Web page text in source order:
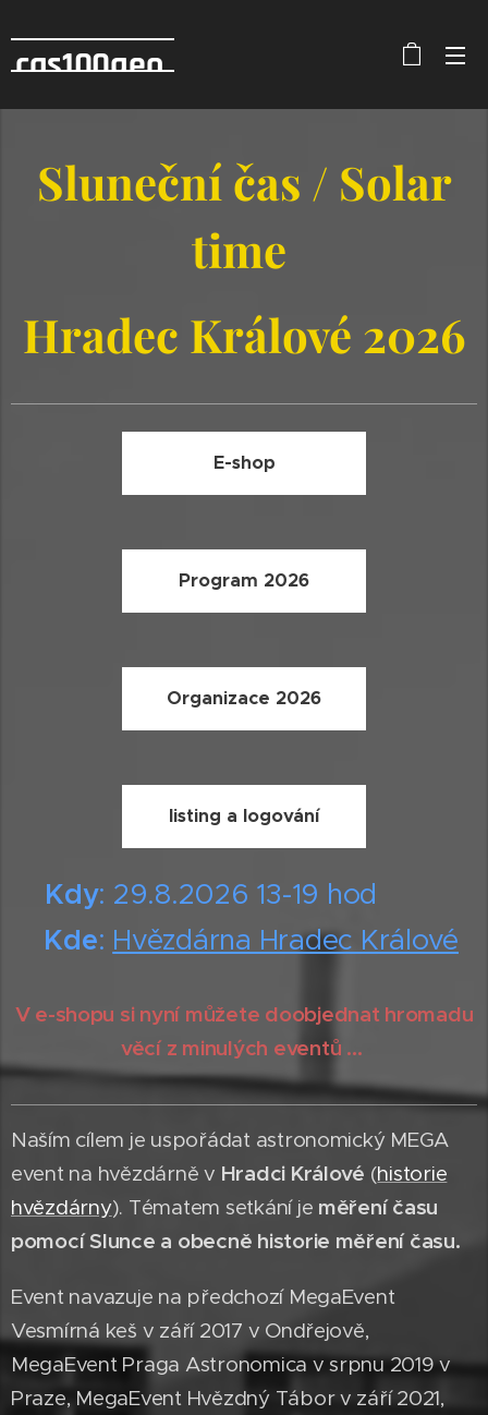
cas100geo
Sluneční čas / Solar
time
Hradec Králové 2026
E-shop
Program 2026
Organizace 2026
listing a logování
Kdy: 29.8.2026 13-19 hod
Kde: Hvězdárna Hradec Králové
V e-shopu si nyní můžete doobjednat hromadu
věcí z minulých eventů ...
Naším cílem je uspořádat astronomický MEGA
event na hvězdárně v Hradci Králové (historie
hvězdárny). Tématem setkání je měření času
pomocí Slunce a obecně historie měření času.
Event navazuje na předchozí MegaEvent
Vesmírná keš v září 2017 v Ondřejově,
MegaEvent Praga Astronomica v srpnu 2019 v
Praze, MegaEvent Hvězdný Tábor v září 2021,